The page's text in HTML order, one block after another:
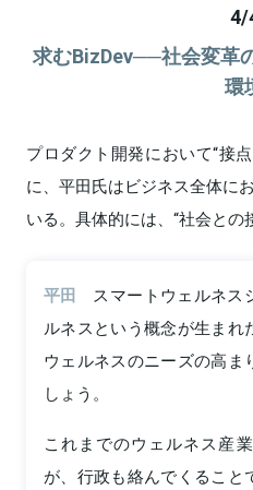
4/
求むBizDev──社会変革
環
プロダクト開発において“接
に、平田氏はビジネス全体に
いる。具体的には、“社会との
平田
スマートウェルネス
ルネスという概念が生まれ
ウェルネスのニーズの高
しょう。
これまでのウェルネス産
が、行政も絡んでくること